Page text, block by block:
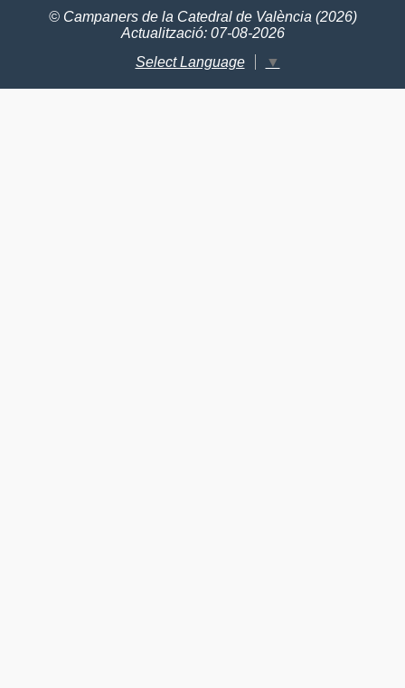
© Campaners de la Catedral de València (2026)
Actualització: 07-08-2026
Select Language
▼